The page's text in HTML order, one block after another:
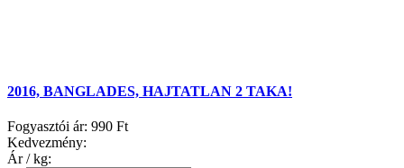
2016, BANGLADES, HAJTATLAN 2 TAKA!
Fogyasztói ár: 990 Ft
Kedvezmény:
Ár / kg: